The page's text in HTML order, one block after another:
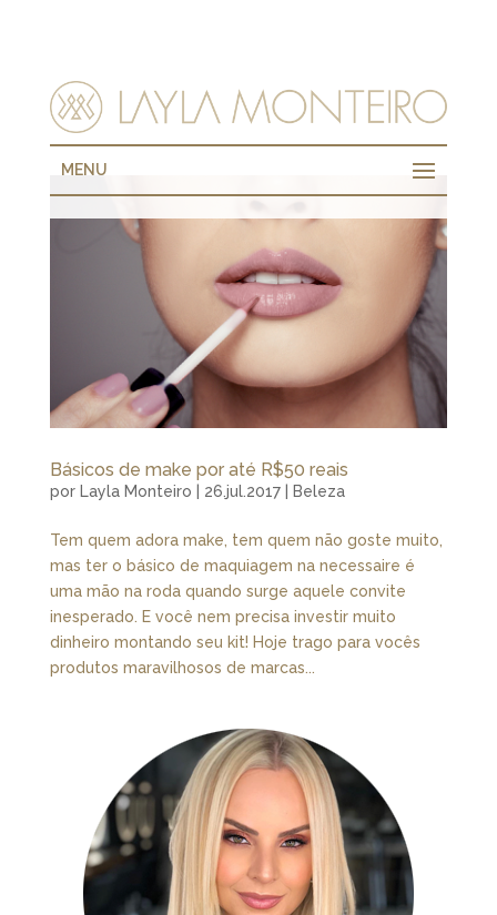
MENU
Básicos de make por até R$50 reais
por Layla Monteiro 26.jul.2017| Beleza
Tem quem adora make, tem quem não goste muito,
mas ter o básico de maquiagem na necessaire é
uma mão na roda quando surge aquele convite
inesperado. E você nem precisa investir muito
dinheiro montando seu kit! Hoje trago para vocês
produtos maravilhosos de marcas...